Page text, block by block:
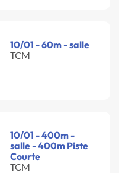
10/01 - 60m - salle
TCM -
10/01 - 400m -
salle - 400m Piste
Courte
TCM -